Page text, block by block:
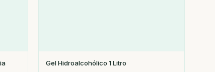
Gel Hidroalcohólico 1 Litro